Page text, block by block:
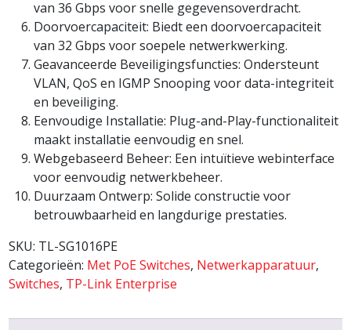
van 36 Gbps voor snelle gegevensoverdracht.
Doorvoercapaciteit: Biedt een doorvoercapaciteit
van 32 Gbps voor soepele netwerkwerking.
Geavanceerde Beveiligingsfuncties: Ondersteunt
VLAN, QoS en IGMP Snooping voor data-integriteit
en beveiliging.
Eenvoudige Installatie: Plug-and-Play-functionaliteit
maakt installatie eenvoudig en snel.
Webgebaseerd Beheer: Een intuïtieve webinterface
voor eenvoudig netwerkbeheer.
Duurzaam Ontwerp: Solide constructie voor
betrouwbaarheid en langdurige prestaties.
SKU: TL-SG1016PE
Categorieën: Met PoE Switches, Netwerkapparatuur,
Switches, TP-Link Enterprise